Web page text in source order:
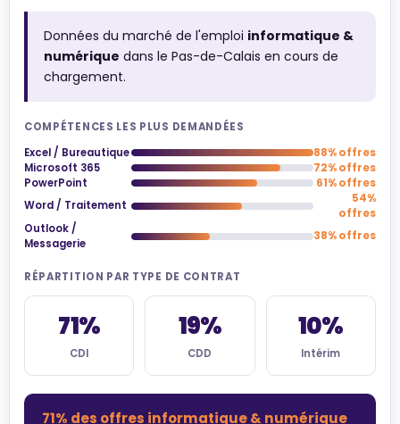
Données du marché de l'emploi informatique &
numérique dans le Pas-de-Calais en cours de
chargement.
COMPÉTENCES LES PLUS DEMANDÉES
Excel / Bureautique
88% offres
Microsoft 365
72% offres
PowerPoint
61% offres
Word / Traitement
54%
offres
Outlook /
Messagerie
38% offres
RÉPARTITION PAR TYPE DE CONTRAT
71%
CDI
19%
CDD
10%
Intérim
71% des offres informatique & numérique